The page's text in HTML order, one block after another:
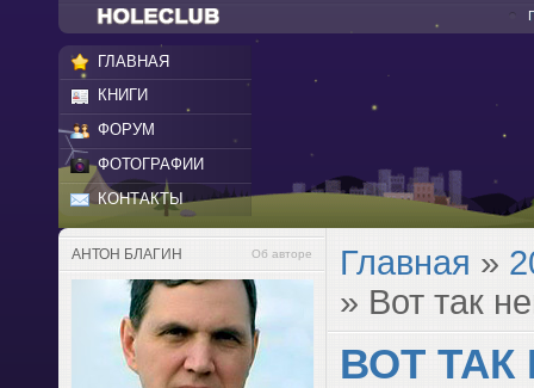
ГЛАВНАЯ
КНИГИ
ФОРУМ
ФОТОГРАФИИ
КОНТАКТЫ
АНТОН БЛАГИН Об авторе Главная »
» Вот так
ВОТ ТАК